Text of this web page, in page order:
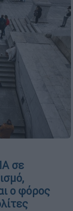
σε
ο φόρος